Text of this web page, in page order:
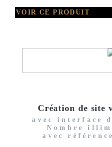
VOIR CE PRODUIT
Création de site
avec interface
Nombre
avec